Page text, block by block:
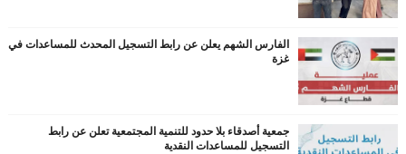
الفارس الشهم يعلن عن رابط التسجيل المحدث للمساعدات في
غزة
جمعية أصدقاء بلا حدود للتنمية المجتمعية تعلن عن رابط
التسجيل للمساعدات النقدية